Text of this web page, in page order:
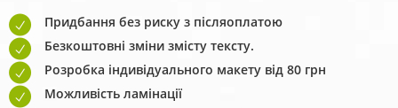
Придбання без риску з післяоплатою
Безкоштовні зміни змісту тексту.
Розробка індивідуального макету від 80 грн
Можливість ламінації